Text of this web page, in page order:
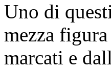
Uno di
mezza
marcati e